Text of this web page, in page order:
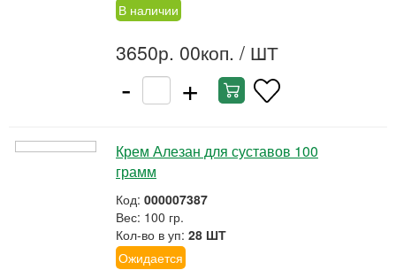
В наличии
3650р. 00коп. / ШТ
- +
Крем Алезан для суставов 100
грамм
Код: 000007387
Вес: 100 гр.
Кол-во в уп: 28 ШТ
Ожидается